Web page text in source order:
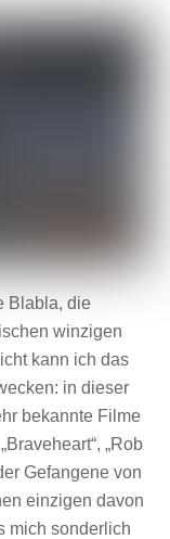
Blabla, die
winzigen
kann ich das
in dieser
bekannte Filme
„Rob
Gefangene von
einzigen davon
mich sonderlich